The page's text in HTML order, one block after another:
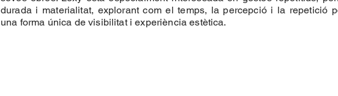
durada i materialitat, explorant com el temps, la percepció i la repetició
una forma única de visibilitat i experiència estètica.